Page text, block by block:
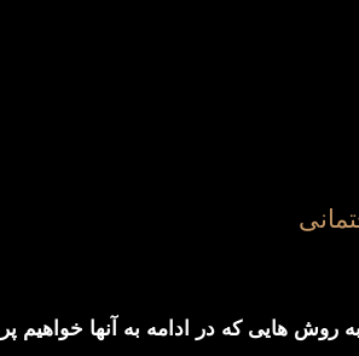
هایی که در ادامه به آنها خواهیم